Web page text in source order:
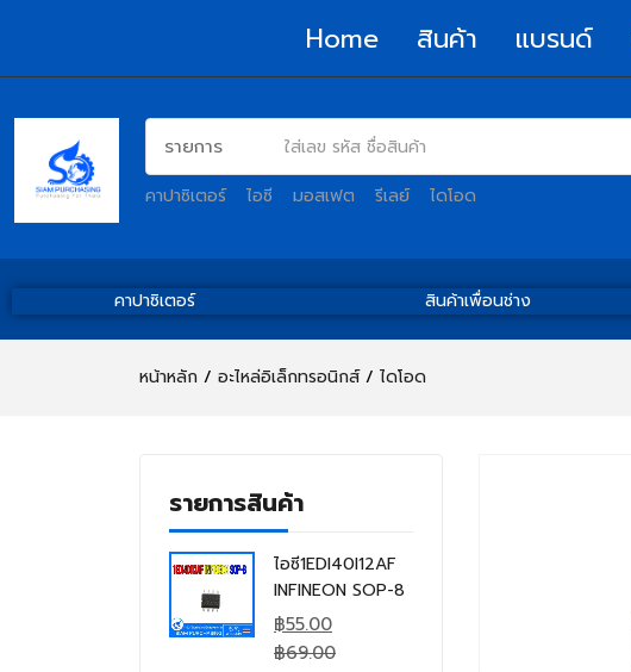
Home สินค้า แบรนด์
คาปาซิเตอร์ ไอซี มอสเฟต รีเลย์ ไดโอด
คาปาซิเตอร์ สินค้าเพื่อนช่าง
หน้าหลัก อะไหล่อิเล็กทรอนิกส์ ไดโอด
รายการสินค้า
ไอซี1EDI40I12AF
INFINEON SOP-8
฿55.00
฿69.00